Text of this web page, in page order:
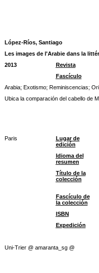
López-Ríos, Santiago
Les images de l'Arabie dans la
2013 Revista
Fascículo
Arabia; Exotismo; Reminiscencias;
Ubica la comparación del cabello de
Paris
Lugar de
edición
Idioma del
resumen
Título de la
colección
Fascículo de
la colección
ISBN
Expedición
Uni-Trier @ amaranta_sg @